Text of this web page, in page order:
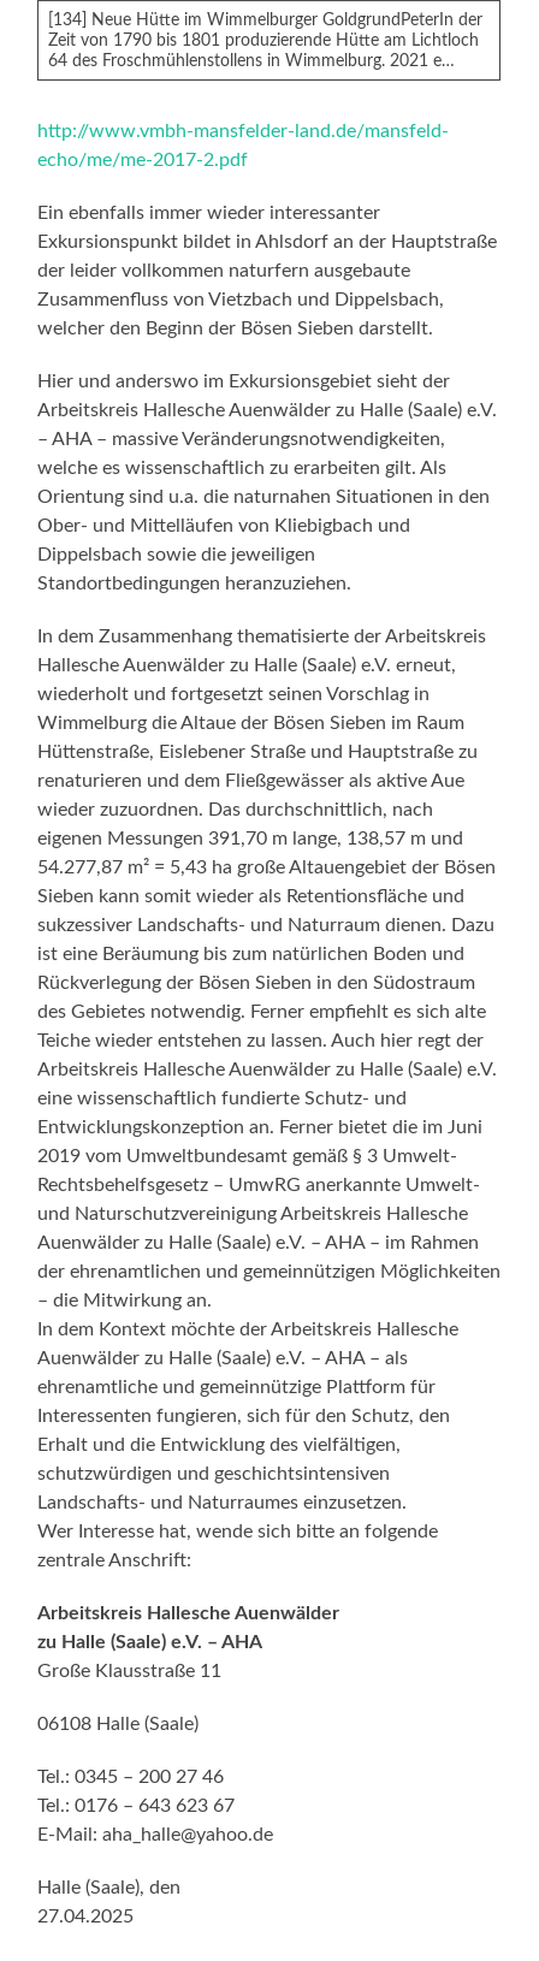
[134] Neue Hütte im Wimmelburger GoldgrundPeterIn der
Zeit von 1790 bis 1801 produzierende Hütte am Lichtloch
64 des Froschmühlenstollens in Wimmelburg. 2021 e…
http://www.vmbh-mansfelder-land.de/mansfeld-
echo/me/me-2017-2.pdf
Ein ebenfalls immer wieder interessanter
Exkursionspunkt bildet in Ahlsdorf an der Hauptstraße
der leider vollkommen naturfern ausgebaute
Zusammenfluss von Vietzbach und Dippelsbach,
welcher den Beginn der Bösen Sieben darstellt.
Hier und anderswo im Exkursionsgebiet sieht der
Arbeitskreis Hallesche Auenwälder zu Halle (Saale) e.V.
– AHA – massive Veränderungsnotwendigkeiten,
welche es wissenschaftlich zu erarbeiten gilt. Als
Orientung sind u.a. die naturnahen Situationen in den
Ober- und Mittelläufen von Kliebigbach und
Dippelsbach sowie die jeweiligen
Standortbedingungen heranzuziehen.
In dem Zusammenhang thematisierte der Arbeitskreis
Hallesche Auenwälder zu Halle (Saale) e.V. erneut,
wiederholt und fortgesetzt seinen Vorschlag in
Wimmelburg die Altaue der Bösen Sieben im Raum
Hüttenstraße, Eislebener Straße und Hauptstraße zu
renaturieren und dem Fließgewässer als aktive Aue
wieder zuzuordnen. Das durchschnittlich, nach
eigenen Messungen 391,70 m lange, 138,57 m und
54.277,87 m² = 5,43 ha große Altauengebiet der Bösen
Sieben kann somit wieder als Retentionsfläche und
sukzessiver Landschafts- und Naturraum dienen. Dazu
ist eine Beräumung bis zum natürlichen Boden und
Rückverlegung der Bösen Sieben in den Südostraum
des Gebietes notwendig. Ferner empfiehlt es sich alte
Teiche wieder entstehen zu lassen. Auch hier regt der
Arbeitskreis Hallesche Auenwälder zu Halle (Saale) e.V.
eine wissenschaftlich fundierte Schutz- und
Entwicklungskonzeption an. Ferner bietet die im Juni
2019 vom Umweltbundesamt gemäß § 3 Umwelt-
Rechtsbehelfsgesetz – UmwRG anerkannte Umwelt-
und Naturschutzvereinigung Arbeitskreis Hallesche
Auenwälder zu Halle (Saale) e.V. – AHA – im Rahmen
der ehrenamtlichen und gemeinnützigen Möglichkeiten
– die Mitwirkung an.
In dem Kontext möchte der Arbeitskreis Hallesche
Auenwälder zu Halle (Saale) e.V. – AHA – als
ehrenamtliche und gemeinnützige Plattform für
Interessenten fungieren, sich für den Schutz, den
Erhalt und die Entwicklung des vielfältigen,
schutzwürdigen und geschichtsintensiven
Landschafts- und Naturraumes einzusetzen.
Wer Interesse hat, wende sich bitte an folgende
zentrale Anschrift:
Arbeitskreis Hallesche Auenwälder
zu Halle (Saale) e.V. – AHA
Große Klausstraße 11
06108 Halle (Saale)
Tel.: 0345 – 200 27 46
Tel.: 0176 – 643 623 67
E-Mail: aha_halle@yahoo.de
Halle (Saale), den
27.04.2025